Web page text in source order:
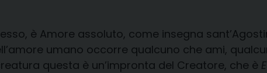
è Amore assoluto, come insegna
umano occorre qualcuno che ami,
questa è un’impronta del Creatore, che è